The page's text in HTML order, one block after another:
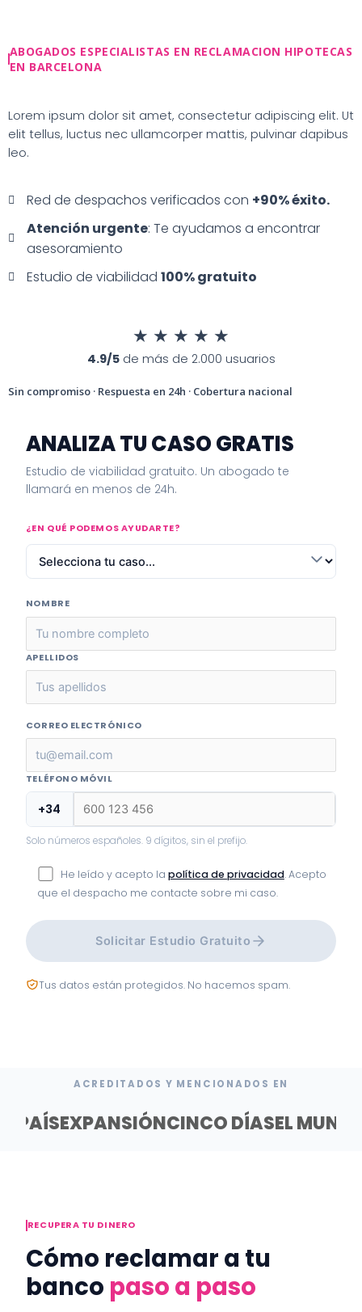
contenido
ABOGADOS ESPECIALISTAS EN RECLAMACION HIPOTECAS
EN BARCELONA
Lorem ipsum dolor sit amet, consectetur adipiscing elit. Ut
elit tellus, luctus nec ullamcorper mattis, pulvinar dapibus
leo.
Red de despachos verificados con +90% éxito.
Atención urgente: Te ayudamos a encontrar
asesoramiento
Estudio de viabilidad 100% gratuito
★ ★ ★ ★ ★
4.9/5de más de 2.000 usuarios
Sin compromiso · Respuesta en 24h · Cobertura nacional
ANALIZA TU CASO GRATIS
Estudio de viabilidad gratuito. Un abogado te
llamará en menos de 24h.
¿EN QUÉ PODEMOS AYUDARTE?
NOMBRE
APELLIDOS
CORREO ELECTRÓNICO
TELÉFONO MÓVIL
+34
Solo números españoles. 9 dígitos, sin el prefijo.
He leído y acepto la política de privacidad. Acepto
que el despacho me contacte sobre mi caso.
Solicitar Estudio Gratuito
Tus datos están protegidos. No hacemos spam.
ACREDITADOS Y MENCIONADOS EN
PAÍSEXPANSIÓNCINCO DÍASEL
RECUPERA TU DINERO
Cómo reclamar a tu
banco paso a paso